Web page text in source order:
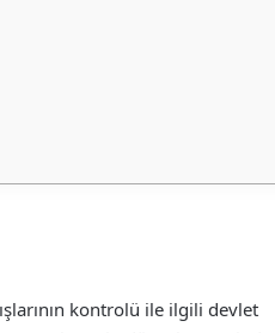
kontrolü ile ilgili devlet